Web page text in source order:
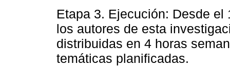
Etapa 3. Ejecución: Desde
los autores de esta
distribuidas en 4 horas
temáticas planificadas.